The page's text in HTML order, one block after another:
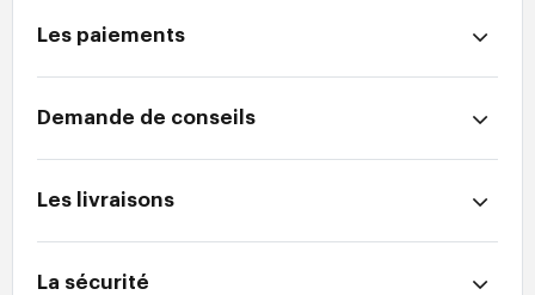
Les paiements
Demande de conseils
Les livraisons
La sécurité